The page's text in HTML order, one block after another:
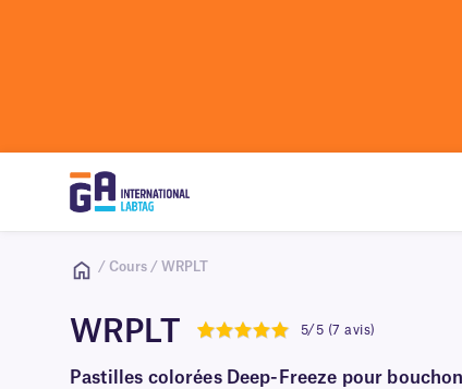
/ Cours / WRPLT
WRPLT 5/5 (7 avis)
Pastilles colorées Deep-Freeze pour